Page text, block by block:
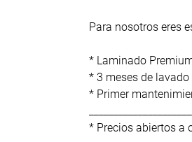
Para nosotros eres
* Laminado
* 3 meses de lavado
* Primer
* Precios abiertos a